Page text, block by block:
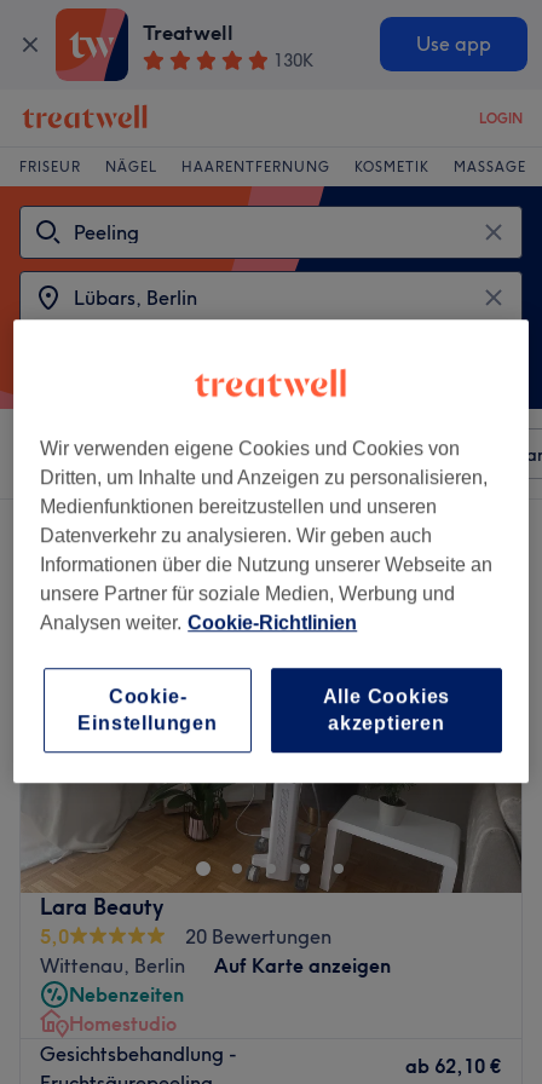
Treatwell
130K
Use app
LOGIN
FRISEUR NÄGEL HAARENTFERNUNG KOSMETIK MASSAGE
Sortieren nach Beliebiger Preis Besonderheiten
2 Salons die anbieten:peeling in der Nähe von Lübars, Berlin
Lara Beauty
5,0
20 Bewertungen
Wittenau, Berlin
Auf Karte anzeigen
Nebenzeiten
Homestudio
Gesichtsbehandlung -
ab 62,10 €
Wir verwenden eigene Cookies und Cookies von
Dritten, um Inhalte und Anzeigen zu personalisieren,
Medienfunktionen bereitzustellen und unseren
Datenverkehr zu analysieren. Wir geben auch
Informationen über die Nutzung unserer Webseite an
unsere Partner für soziale Medien, Werbung und
Analysen weiter. Cookie-Richtlinien
Cookie-
Einstellungen
Alle Cookies
akzeptieren